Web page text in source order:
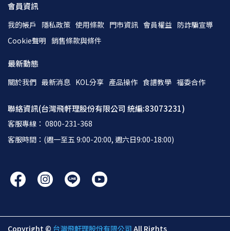
會員資訊
我的帳戶 隱私政策 使用條款 門市資訊 會員權益 防詐騙宣導
Cookie聲明 銷售條款與條件
最新動態
關於我們 最新消息 KOL分享 產品操作 食譜教學 福委合作
聯絡資訊(台灣飛軒理股份有限公司 統編:83073231)
客服專線： 0800-231-368
客服時間：(週一至五 9:00-20:00, 週六日9:00-18:00)
Copyright © 台灣飛軒理股份有限公司 All Rights